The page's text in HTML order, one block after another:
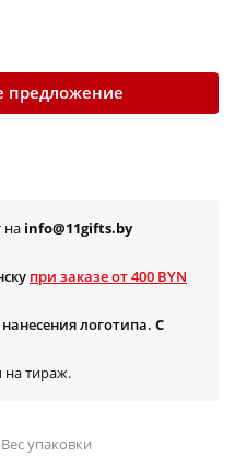
предложение
на info@11gifts.by
при заказе от 400 BYN
логотипа. С
на тираж.
Вес упаковки